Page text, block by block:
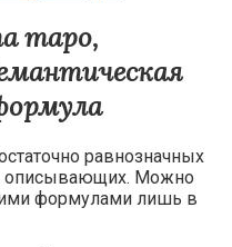
таро,
равнозначных
описывающих. Можно
формулами лишь в